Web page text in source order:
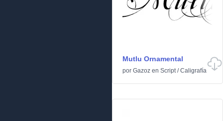
Mutlu Ornamental
por Gazoz en Script/Caligrafía